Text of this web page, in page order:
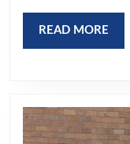
READ MORE